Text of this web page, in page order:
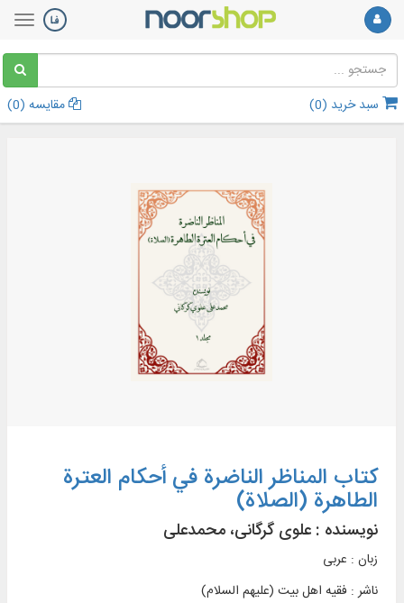
سبد خرید (0
) مقایسه (0
)
کتاب المناظر الناضرة في أحکام العترة
الطاهرة (الصلاة)
نویسنده : علوی گرگانی، محمدعلی
زبان : عربی
ناشر : فقیه اهل بیت (علیهم السلام)